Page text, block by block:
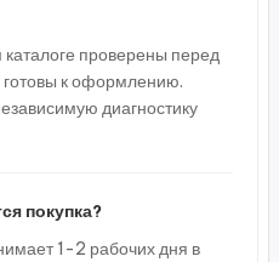
проверены перед
к оформлению.
диагностику
покупка?
1-2 рабочих дня в